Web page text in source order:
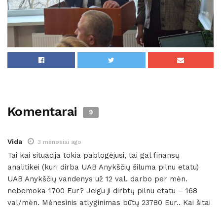
Komentarai 9
Vida 3 mėnesiai ago
Tai kai situacija tokia pablogėjusi, tai gal finansų
analitikei (kuri dirba UAB Anykščių šiluma pilnu etatu)
UAB Anykščių vandenys už 12 val. darbo per mėn.
nebemoka 1700 Eur? Jeigu ji dirbtų pilnu etatu – 168
val/mėn. Mėnesinis atlyginimas būtų 23780 Eur.. Kai šitai